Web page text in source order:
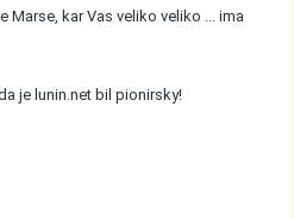
Marse, kar Vas veliko veliko ... ima
je lunin.net bil pionirsky!